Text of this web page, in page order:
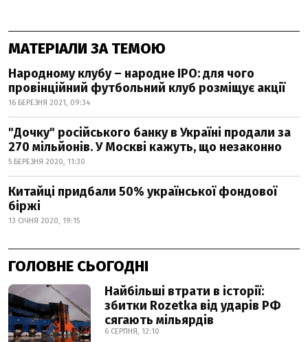
МАТЕРІАЛИ ЗА ТЕМОЮ
Народному клубу – народне IPO: для чого
провінційний футбольний клуб розміщує акції
16 БЕРЕЗНЯ 2021, 09:34
"Дочку" російського банку в Україні продали за
270 мільйонів. У Москві кажуть, що незаконно
5 БЕРЕЗНЯ 2020, 11:30
Китайці придбали 50% української фондової
біржі
13 СІЧНЯ 2020, 19:15
ГОЛОВНЕ СЬОГОДНІ
Найбільші втрати в історії:
збитки Rozetka від ударів РФ
сягають мільярдів
6 СЕРПНЯ, 12:10